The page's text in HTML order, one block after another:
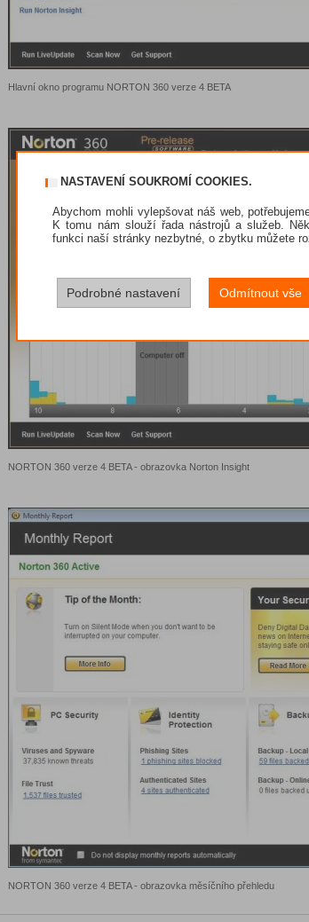
Hlavní okno programu NORTON 360 verze 4 BETA
NORTON 360 verze 4 BETA - obrazovka Norton Insight
NORTON 360 verze 4 BETA - obrazovka měsíčního přehledu
NASTAVENÍ SOUKROMÍ COOKIES.
Abychom mohli vylepšovat náš web,
K tomu nám slouží řada nástrojů a služeb.
funkci naší stránky nezbytné, o zbytku můžete
Podrobné nastavení Odmítnout vše